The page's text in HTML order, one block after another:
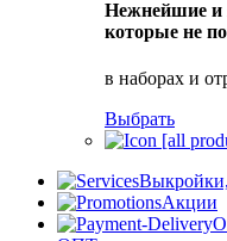
Нежнейшие и
которые не
в наборах и
Выбрать
Акции